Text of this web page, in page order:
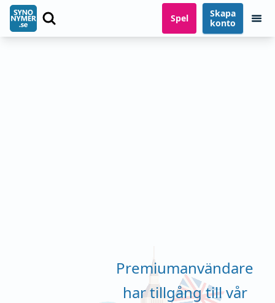
Spel
Skapa
konto
Premiumanvändare
har tillgång till vår